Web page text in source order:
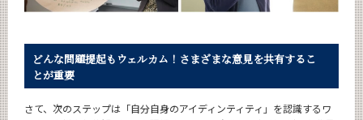
どんな問題提起もウェルカム！さまざまな意見を共有するこ
とが重要
さて、次のステップは「自分自身のアイディンティティ」を認識するワ